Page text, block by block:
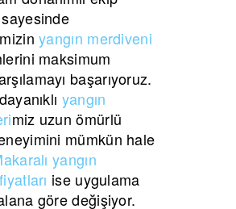
yangın merdiveni
maksimum
başarıyoruz.
yangın
miz uzun ömürlü
mümkün hale
yangın
ise uygulama
göre değişiyor.